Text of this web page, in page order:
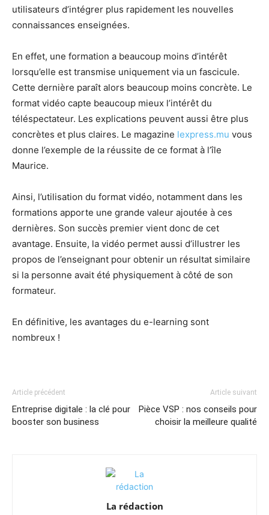
utilisateurs d’intégrer plus rapidement les nouvelles
connaissances enseignées.
En effet, une formation a beaucoup moins d’intérêt
lorsqu’elle est transmise uniquement via un fascicule.
Cette dernière paraît alors beaucoup moins concrète. Le
format vidéo capte beaucoup mieux l’intérêt du
téléspectateur. Les explications peuvent aussi être plus
concrètes et plus claires. Le magazine lexpress.mu vous
donne l’exemple de la réussite de ce format à l’île
Maurice.
Ainsi, l’utilisation du format vidéo, notamment dans les
formations apporte une grande valeur ajoutée à ces
dernières. Son succès premier vient donc de cet
avantage. Ensuite, la vidéo permet aussi d’illustrer les
propos de l’enseignant pour obtenir un résultat similaire
si la personne avait été physiquement à côté de son
formateur.
En définitive, les avantages du e-learning sont
nombreux !
Article précédent
Entreprise digitale : la clé pour
booster son business
Article suivant
Pièce VSP : nos conseils pour
choisir la meilleure qualité
La rédaction